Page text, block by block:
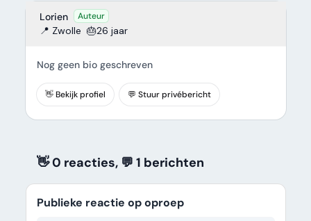
Lorien Auteur
📍 Zwolle 🎂26 jaar
Nog geen bio geschreven
👋 Bekijk profiel 💬 Stuur privébericht
👋 0 reacties, 💬 1 berichten
Publieke reactie op oproep